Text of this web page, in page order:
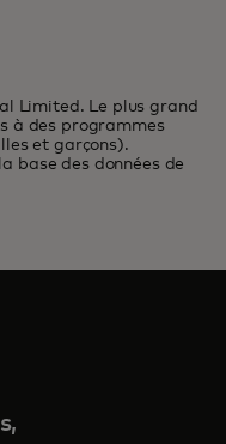
Limited. Le plus grand
à des programmes
et garçons).
base des données de